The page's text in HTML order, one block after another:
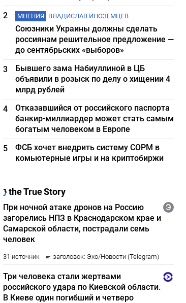
2
МНЕНИЯ ВЛАДИСЛАВ ИНОЗЕМЦЕВ
Союзники Украины должны сделать
россиянам решительное предложение —
до сентябрьских «выборов»
3
Бывшего зама Набиуллиной в ЦБ
объявили в розыск по делу о хищении 4
млрд рублей
4
Отказавшийся от российского паспорта
банкир-миллиардер может стать самым
богатым человеком в Европе
5
ФСБ хочет внедрить систему СОРМ в
комьютерные игры и на криптобиржи